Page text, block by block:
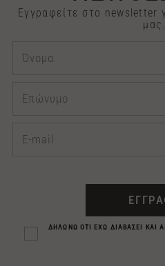
Εγγραφείτε στο newsletter
μας.
ΔΗΛΩΝΩ ΟΤΙ ΕΧΩ ΔΙΑΒΑΣΕΙ ΚΑΙ